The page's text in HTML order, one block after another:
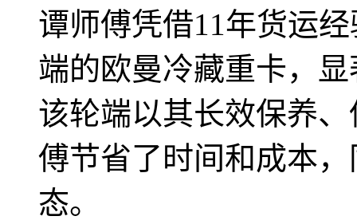
谭师傅凭借11年货运
端的欧曼冷藏重卡，
该轮端以其长效保养
傅节省了时间和成本
态。